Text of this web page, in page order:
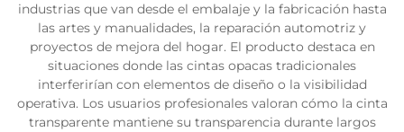
industrias que van desde el embalaje y la fabricación hasta
las artes y manualidades, la reparación automotriz y
proyectos de mejora del hogar. El producto destaca en
situaciones donde las cintas opacas tradicionales
interferirían con elementos de diseño o la visibilidad
operativa. Los usuarios profesionales valoran cómo la cinta
transparente mantiene su transparencia durante largos